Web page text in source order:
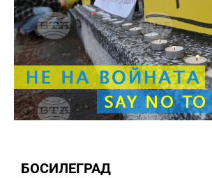
БОСИЛЕГРАД